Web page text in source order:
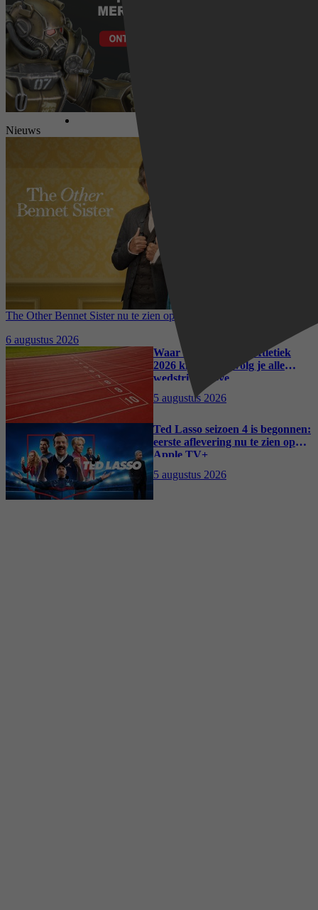
Nieuws
The Other Bennet Sister nu te zien op HBO Max: romantisch
kostuumdrama krijgt lovende recensies
6 augustus 2026
Waar kun je het EK Atletiek
2026 kijken? Zo volg je alle
wedstrijden live
5 augustus 2026
Ted Lasso seizoen 4 is begonnen:
eerste aflevering nu te zien op
Apple TV+
5 augustus 2026